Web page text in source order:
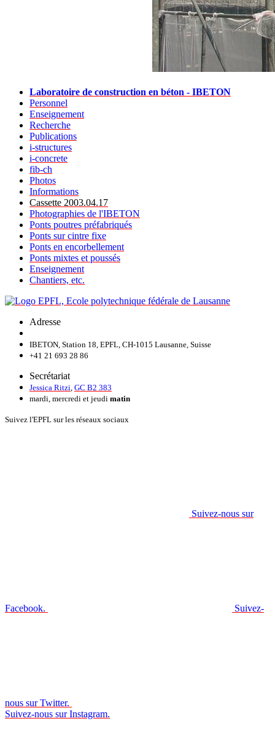
Laboratoire de construction en béton - IBETON
Personnel
Enseignement
Recherche
Publications
i-structures
i-concrete
fib-ch
Photos
Informations
Cassette 2003.04.17
Photographies de l'IBETON
Ponts poutres préfabriqués
Ponts sur cintre fixe
Ponts en encorbellement
Ponts mixtes et poussés
Enseignement
Chantiers, etc.
Adresse
IBETON, Station 18, EPFL, CH-1015 Lausanne, Suisse
+41 21 693 28 86
Secrétariat
Jessica Ritzi GC B2 383
mardi, mercredi et jeudi matin
Suivez l'EPFL sur les réseaux sociaux
Suivez-nous sur
Facebook. Suivez-
nous sur Twitter.
Suivez-nous sur Instagram.